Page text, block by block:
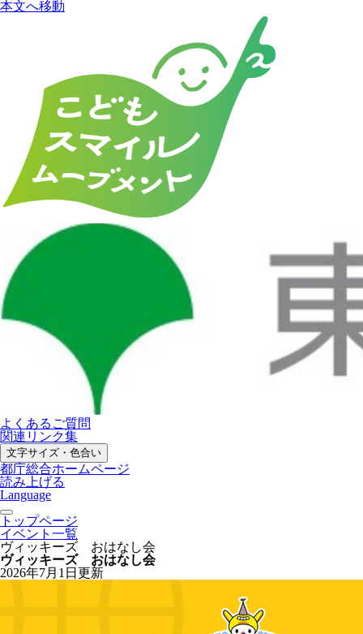
本文へ移動
よくあるご質問
関連リンク集
文字サイズ・色合い
都庁総合ホームページ
読み上げる
Language
トップページ
イベント一覧
ヴィッキーズ おはなし会
ヴィッキーズ おはなし会
2026年7月1日更新